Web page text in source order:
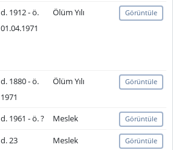
d. 1912 - ö.
01.04.1971
Ölüm Yılı Görüntüle
d. 1880 - ö.
1971
Ölüm Yılı Görüntüle
d. 1961 - ö. ? Meslek Görüntüle
d. 23
Meslek Görüntüle